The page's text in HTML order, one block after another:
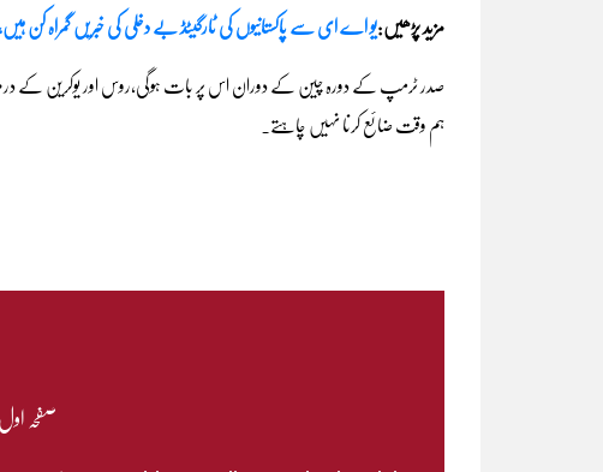
مزید پڑھیں:یو اے ای سے پاکستانیوں کی ٹارگیٹڈ بے دخلی کی خبریں گمراہ کن
صدر ٹرمپ کے دورہ چین کے دوران اس پر بات ہوگی،روس اور یوکرین کے
ہم وقت ضائع کرنا نہیں چاہتے۔
صفحہ اول